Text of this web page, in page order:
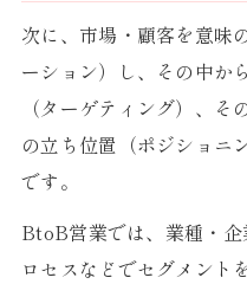
次に、市場・顧客を意味
ーション）し、その中か
（ターゲティング）、
の立ち位置（ポジショニ
です。
BtoB営業では、業種・
ロセスなどでセグメント